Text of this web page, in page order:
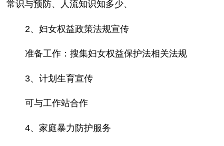
常识与预防、人流知识知多少、
2、妇女权益政策法规宣传
准备工作：搜集妇女权益保护法相关法规
3、计划生育宣传
可与工作站合作
4、家庭暴力防护服务